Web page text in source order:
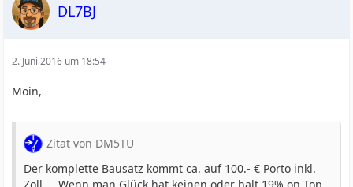
DL7BJ
2. Juni 2016 um 18:54
Moin,
Zitat von DM5TU
Der komplette Bausatz kommt ca. auf 100.- € Porto inkl.